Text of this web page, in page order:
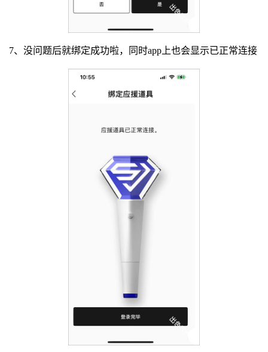
7、没问题后就绑定成功啦，同时app上也会显示已正常连接